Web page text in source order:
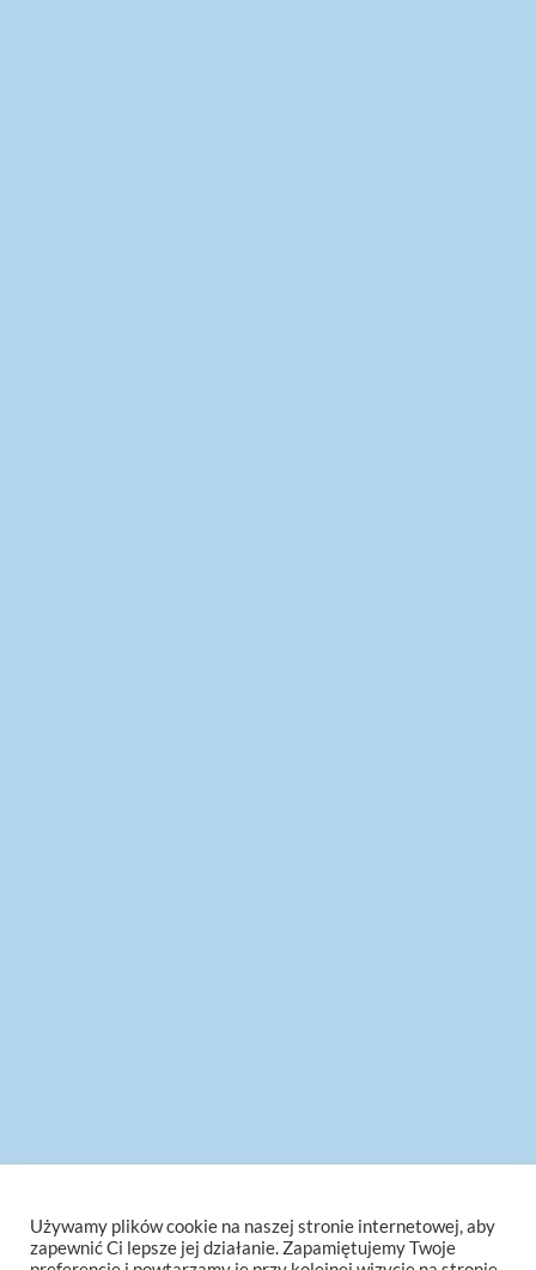
Używamy plików cookie na naszej stronie internetowej, aby
zapewnić Ci lepsze jej działanie. Zapamiętujemy Twoje